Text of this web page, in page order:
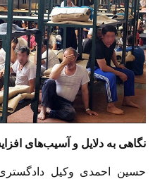
نگاهی به دلایل و آسیب‌های
حسین احمدی وکیل